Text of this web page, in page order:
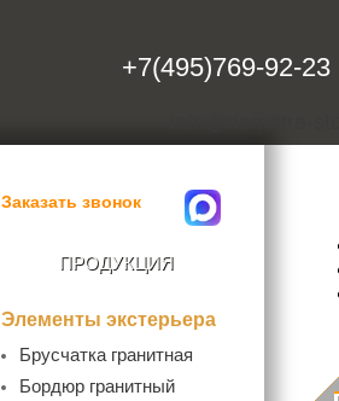
+7(495)769-92-23
Заказать звонок
ПРОДУКЦИЯ
Элементы экстерьера
Брусчатка гранитная
- Пиленая брусчатка
Бордюр гранитный